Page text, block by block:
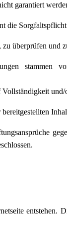
garantiert
die
überprüfen und
stammen
entstehen.